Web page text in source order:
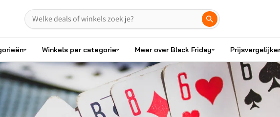
Winkels per categorie Meer over Black Friday Prijsvergelijker